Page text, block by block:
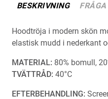
BESKRIVNING
Hoodtröja i modern skön
elastisk mudd i nederkant
MATERIAL: 80% bomull,
TVÄTTRÅD: 40°C
EFTERBEHANDLING: